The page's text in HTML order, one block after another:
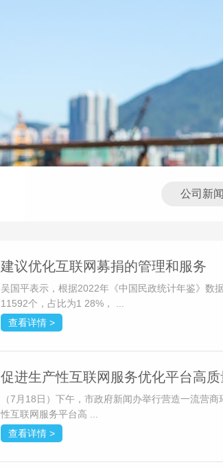
公司新闻
建议优化互联网募捐的管理和服务
吴国平表示，根据2022年《中国民政统计年鉴》数
11592个，占比为1 28%， ...
查看详情 >
促进生产性互联网服务优化平台高
（7月18日）下午，市政府新闻办举行营造一流营
性互联网服务平台高 ...
查看详情 >